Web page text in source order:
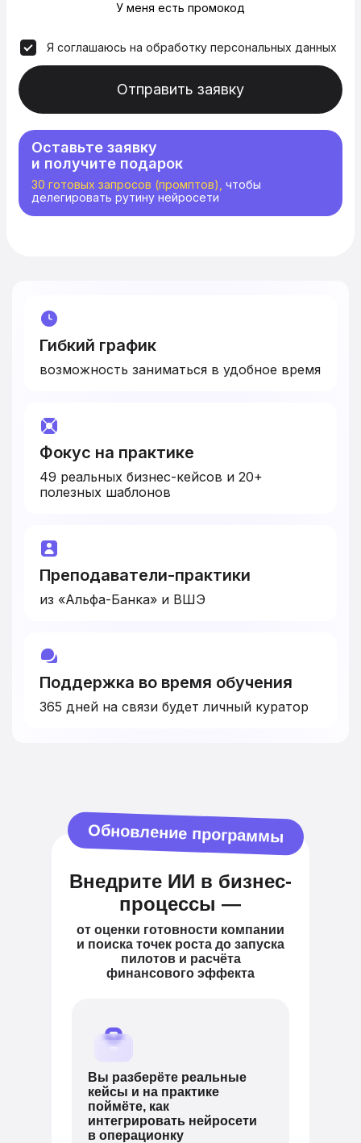
У меня есть промокод
Я соглашаюсь на обработку персональных данных
Отправить заявку
Оставьте заявку
и получите подарок
30 готовых запросов (промптов), чтобы
делегировать рутину нейросети
Гибкий график
возможность заниматься в удобное время
Фокус на практике
49 реальных бизнес-кейсов и 20+
полезных шаблонов
Преподаватели-практики
из «Альфа-Банка» и ВШЭ
Поддержка во время обучения
365 дней на связи будет личный куратор
Обновление программы
от оценки готовности компании
и поиска точек роста до запуска
пилотов и расчёта
финансового эффекта
Вы разберёте реальные
кейсы и на практике
поймёте, как
интегрировать нейросети
в операционку
Внедрите ИИ в бизнес-
процессы —